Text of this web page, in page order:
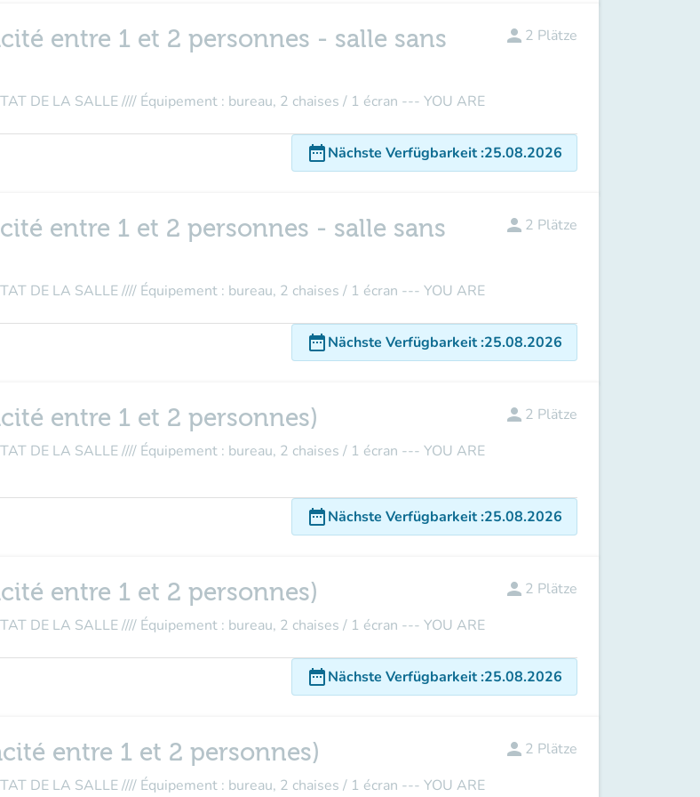
entre 1 et 2 personnes - salle sans
DE LA SALLE //// Équipement : bureau, 2 chaises / 1 écran --- YOU ARE
person 2 Plätze
date_rangeNächste Verfügbarkeit:25.08.2026
entre 1 et 2 personnes - salle sans
DE LA SALLE //// Équipement : bureau, 2 chaises / 1 écran --- YOU ARE
person 2 Plätze
date_rangeNächste Verfügbarkeit:25.08.2026
entre 1 et 2 personnes)
DE LA SALLE //// Équipement : bureau, 2 chaises / 1 écran --- YOU ARE
person 2 Plätze
date_rangeNächste Verfügbarkeit:25.08.2026
entre 1 et 2 personnes)
DE LA SALLE //// Équipement : bureau, 2 chaises / 1 écran --- YOU ARE
person 2 Plätze
date_rangeNächste Verfügbarkeit:25.08.2026
entre 1 et 2 personnes)
DE LA SALLE //// Équipement : bureau, 2 chaises / 1 écran --- YOU ARE
person 2 Plätze